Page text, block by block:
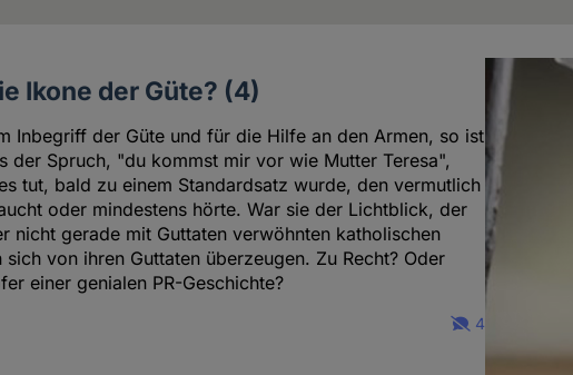
Ikone der Güte? (4)
Inbegriff der Güte und für die Hilfe an den Armen, so ist
der Spruch, "du kommst mir vor wie Mutter Teresa",
tut, bald zu einem Standardsatz wurde, den vermutlich
oder mindestens hörte. War sie der Lichtblick, der
nicht gerade mit Guttaten verwöhnten katholischen
von ihren Guttaten überzeugen. Zu Recht? Oder
einer genialen PR-Geschichte?
4